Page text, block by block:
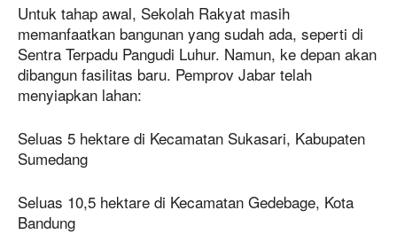
Untuk tahap awal, Sekolah Rakyat masih
memanfaatkan bangunan yang sudah ada, seperti di
Sentra Terpadu Pangudi Luhur. Namun, ke depan akan
dibangun fasilitas baru. Pemprov Jabar telah
menyiapkan lahan:
Seluas 5 hektare di Kecamatan Sukasari, Kabupaten
Sumedang
Seluas 10,5 hektare di Kecamatan Gedebage, Kota
Bandung